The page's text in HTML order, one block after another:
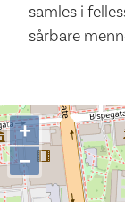
samles i
sårbare
+
−